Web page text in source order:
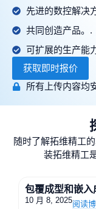
先进的数控解决
共同创造产品。.
可扩展的生产能
获取即时报价
所有上传内容均
随时了解拓维精工
装拓维精工
包覆成型和嵌入
10 月 8, 2025阅读